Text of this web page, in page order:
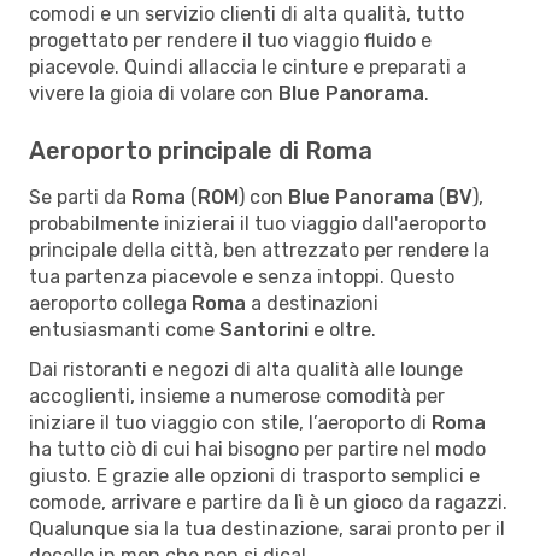
comodi e un servizio clienti di alta qualità, tutto
progettato per rendere il tuo viaggio fluido e
piacevole. Quindi allaccia le cinture e preparati a
vivere la gioia di volare con Blue Panorama.
Aeroporto principale di Roma
Se parti da Roma (ROM) con Blue Panorama (BV),
probabilmente inizierai il tuo viaggio dall'aeroporto
principale della città, ben attrezzato per rendere la
tua partenza piacevole e senza intoppi. Questo
aeroporto collega Roma a destinazioni
entusiasmanti come Santorini e oltre.
Dai ristoranti e negozi di alta qualità alle lounge
accoglienti, insieme a numerose comodità per
iniziare il tuo viaggio con stile, l’aeroporto di Roma
ha tutto ciò di cui hai bisogno per partire nel modo
giusto. E grazie alle opzioni di trasporto semplici e
comode, arrivare e partire da lì è un gioco da ragazzi.
Qualunque sia la tua destinazione, sarai pronto per il